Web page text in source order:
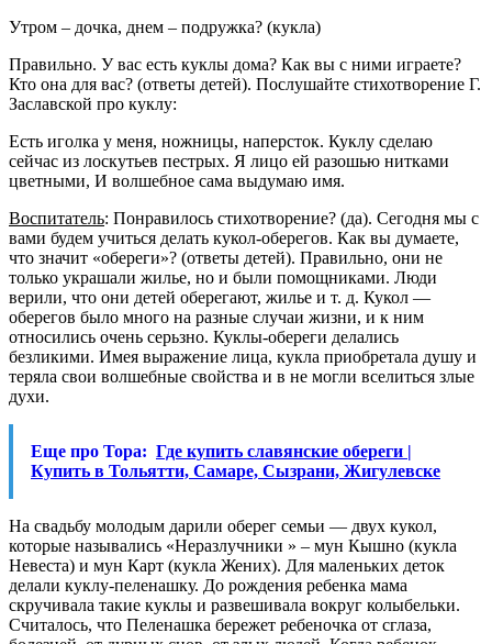
Утром – дочка, днем – подружка? (кукла)
Правильно. У вас есть куклы дома? Как вы с ними играете?
Кто она для вас? (ответы детей). Послушайте стихотворение Г.
Заславской про куклу:
Есть иголка у меня, ножницы, наперсток. Куклу сделаю
сейчас из лоскутьев пестрых. Я лицо ей разошью нитками
цветными, И волшебное сама выдумаю имя.
Воспитатель: Понравилось стихотворение? (да). Сегодня мы с
вами будем учиться делать кукол-оберегов. Как вы думаете,
что значит «обереги»? (ответы детей). Правильно, они не
только украшали жилье, но и были помощниками. Люди
верили, что они детей оберегают, жилье и т. д. Кукол —
оберегов было много на разные случаи жизни, и к ним
относились очень серьзно. Куклы-обереги делались
безликими. Имея выражение лица, кукла приобретала душу и
теряла свои волшебные свойства и в не могли вселиться злые
духи.
Еще про Тора: Где купить славянские обереги |
Купить в Тольятти, Самаре, Сызрани, Жигулевске
На свадьбу молодым дарили оберег семьи — двух кукол,
которые назывались «Неразлучники » – мун Кышно (кукла
Невеста) и мун Карт (кукла Жених). Для маленьких деток
делали куклу-пеленашку. До рождения ребенка мама
скручивала такие куклы и развешивала вокруг колыбельки.
Считалось, что Пеленашка бережет ребеночка от сглаза,